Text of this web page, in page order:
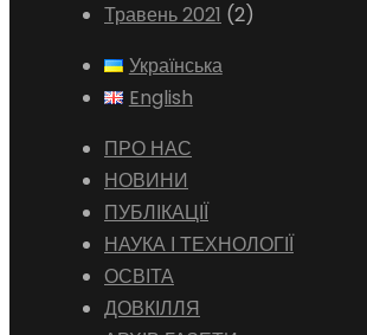
Травень 2021 (2)
Українська
English
ПРО НАС
НОВИНИ
ПУБЛІКАЦІЇ
НАУКА І ТЕХНОЛОГІЇ
ОСВІТА
ДОВКІЛЛЯ